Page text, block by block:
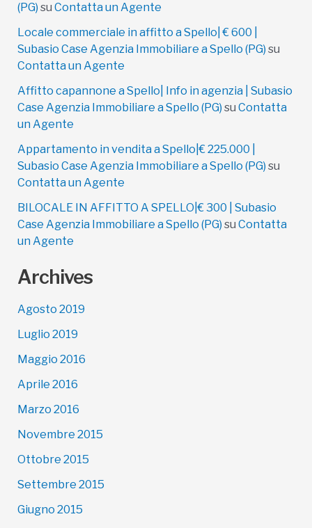
(PG) su Contatta un Agente
Locale commerciale in affitto a Spello| € 600 |
Subasio Case Agenzia Immobiliare a Spello (PG) su
Contatta un Agente
Affitto capannone a Spello| Info in agenzia | Subasio
Case Agenzia Immobiliare a Spello (PG) su Contatta
un Agente
Appartamento in vendita a Spello|€ 225.000 |
Subasio Case Agenzia Immobiliare a Spello (PG) su
Contatta un Agente
BILOCALE IN AFFITTO A SPELLO|€ 300 | Subasio
Case Agenzia Immobiliare a Spello (PG) su Contatta
un Agente
Archives
Agosto 2019
Luglio 2019
Maggio 2016
Aprile 2016
Marzo 2016
Novembre 2015
Ottobre 2015
Settembre 2015
Giugno 2015